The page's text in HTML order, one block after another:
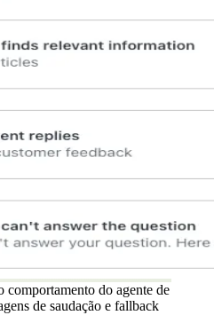
comportamento do agente de
de saudação e fallback